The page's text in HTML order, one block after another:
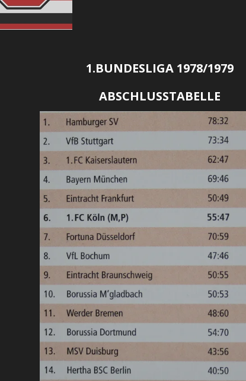
1.BUNDESLIGA 1978/1979
ABSCHLUSSTABELLE